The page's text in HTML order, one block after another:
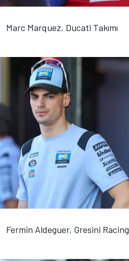
Marc Marquez, Ducati Takımı
Fermin Aldeguer, Gresini Racing